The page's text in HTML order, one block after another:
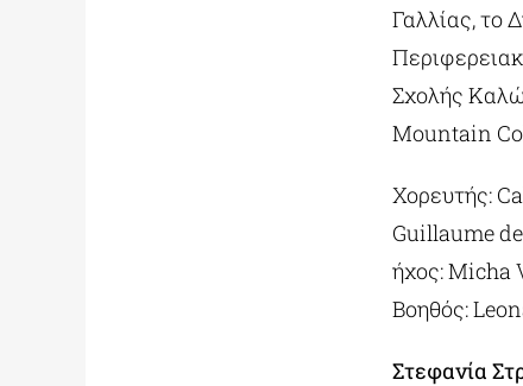
Γαλλίας, το
Σχολής
Mountain
Χορευτής:
Guillaume
ήχος: Micha
Βοηθός:
Στεφανία